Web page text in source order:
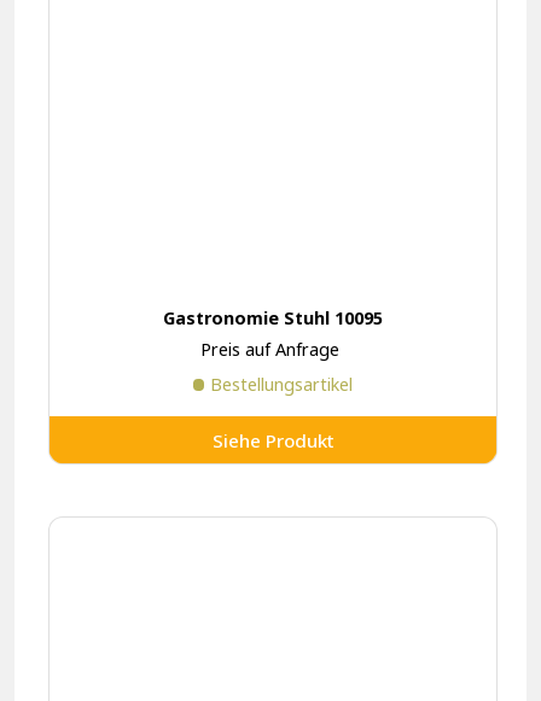
Gastronomie Stuhl 10095
Preis auf Anfrage
Bestellungsartikel
Siehe Produkt